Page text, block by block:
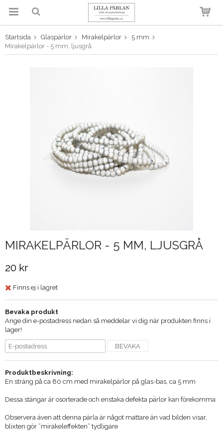
Produkten har blivit tillagd i
Startsida Glaspärlor Mirakelpärlor
5 mm
Mirakelpärlor - 5 mm, ljusgrå
MIRAKELPÄRLOR - 5 MM, LJUSGRÅ
20 kr
Finns ej i lagret
Bevaka produkt
Ange din e-postadress nedan så meddelar vi dig när produkten finns i
lager!
BEVAKA
Produktbeskrivning:
En sträng på ca 80 cm med mirakelpärlor på glas-bas, ca 5 mm
Dessa stängar är osorterade och enstaka defekta pärlor kan förekomma
Observera även att denna pärla är något mattare än vad bilden visar,
blixten gör ”mirakeleffekten” tydligare